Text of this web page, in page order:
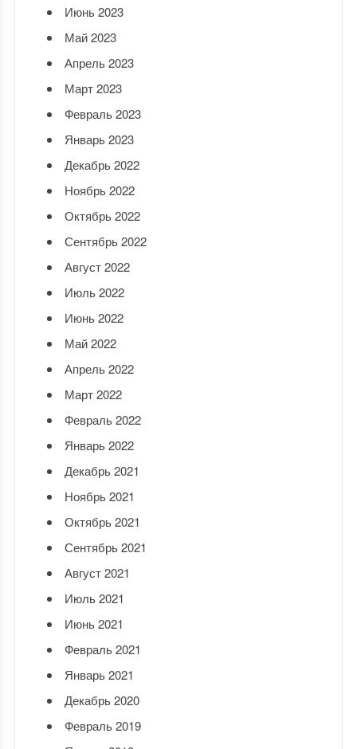
Июнь 2023
Май 2023
Апрель 2023
Март 2023
Февраль 2023
Январь 2023
Декабрь 2022
Ноябрь 2022
Октябрь 2022
Сентябрь 2022
Август 2022
Июль 2022
Июнь 2022
Май 2022
Апрель 2022
Март 2022
Февраль 2022
Январь 2022
Декабрь 2021
Ноябрь 2021
Октябрь 2021
Сентябрь 2021
Август 2021
Июль 2021
Июнь 2021
Февраль 2021
Январь 2021
Декабрь 2020
Февраль 2019